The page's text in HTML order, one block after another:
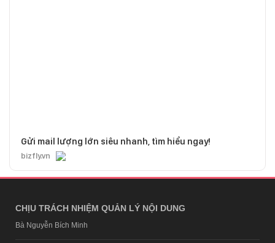
Gửi mail lượng lớn siêu nhanh, tìm hiểu ngay!
bizfly.vn
CHỊU TRÁCH NHIỆM QUẢN LÝ NỘI DUNG
Bà Nguyễn Bích Minh